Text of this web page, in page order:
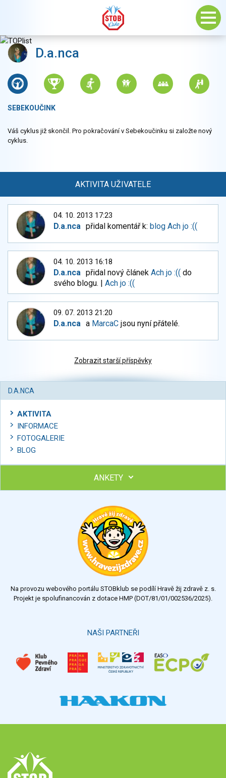
D.a.nca
SEBEKOUČINK
Váš cyklus již skončil. Pro pokračování v Sebekoučinku si založte nový
cyklus.
AKTIVITA UŽIVATELE
04. 10. 2013 17:23
D.a.nca přidal komentář k: blog Ach jo :((
04. 10. 2013 16:18
D.a.nca přidal nový článekAch jo :(( do
svého blogu. | Ach jo :((
09. 07. 2013 21:20
D.a.nca a MarcaC jsou nyní přátelé.
Zobrazit starší příspěvky
D.A.NCA
AKTIVITA
INFORMACE
FOTOGALERIE
BLOG
ANKETY
Výsledky Všechny ankety
Na provozu webového portálu STOBklub se podílí Hravě žij zdravě z. s.
Projekt je spolufinancován z dotace HMP (DOT/81/01/002536/2025).
NAŠI PARTNEŘI